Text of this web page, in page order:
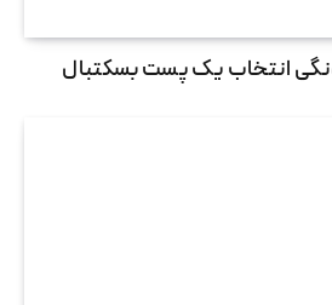
انتخاب یک پست بسکتبال